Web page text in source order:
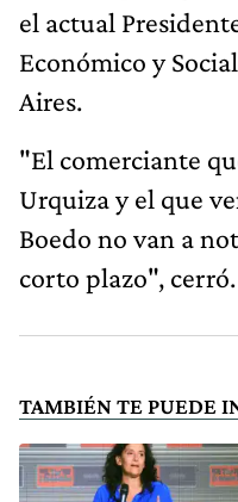
el actual
Económico y
Aires.
"El comerciante
Urquiza y el que
Boedo no van a
corto plazo", cerró.
TAMBIÉN TE PUEDE